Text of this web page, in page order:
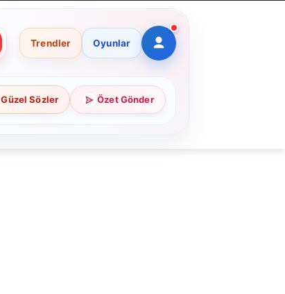
Trendler Oyunlar
Güzel Sözler Özet Gönder